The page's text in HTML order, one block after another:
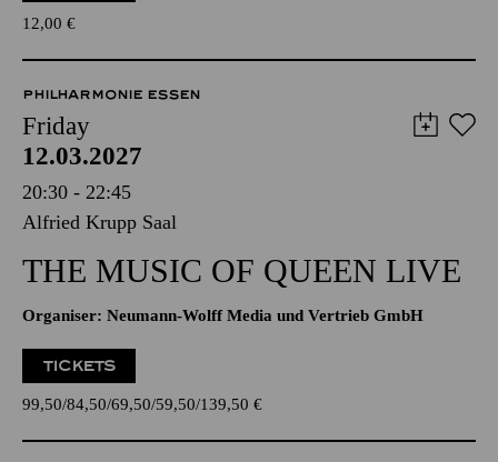
12,00 €
PHILHARMONIE ESSEN
Friday
12.03.2027
20:30 - 22:45
Alfried Krupp Saal
THE MUSIC OF QUEEN LIVE
Organiser: Neumann-Wolff Media und Vertrieb GmbH
TICKETS
99,50 84,50 69,50 59,50 139,50 €